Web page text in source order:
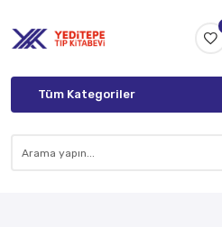
Tüm Kategoriler